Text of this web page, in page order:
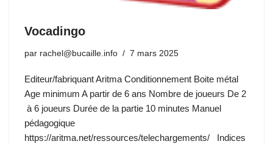
Vocadingo
par rachel@bucaille.info 7 mars 2025
Editeur/fabriquant Aritma Conditionnement Boite métal
Age minimum A partir de 6 ans Nombre de joueurs De 2
à 6 joueurs Durée de la partie 10 minutes Manuel
pédagogique
https://aritma.net/ressources/telechargements/ Indices